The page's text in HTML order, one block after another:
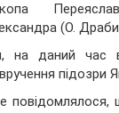
(О.
на даний час
підозри
повідомлялося,